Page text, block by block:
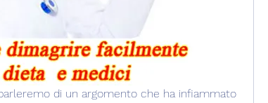
di un argomento che ha infiammato